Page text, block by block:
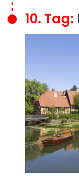
10. Tag: